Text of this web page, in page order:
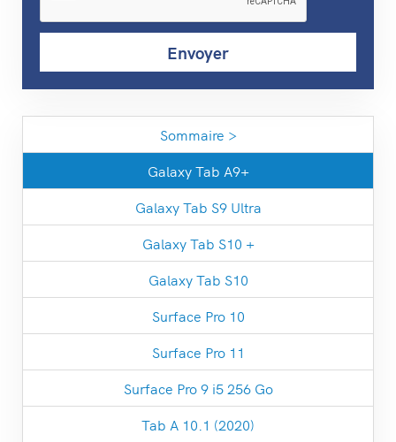
Sommaire >
Galaxy Tab A9+
Galaxy Tab S9 Ultra
Galaxy Tab S10 +
Galaxy Tab S10
Surface Pro 10
Surface Pro 11
Surface Pro 9 i5 256 Go
Tab A 10.1 (2020)